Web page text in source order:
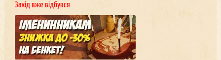
Захід вже відбувся